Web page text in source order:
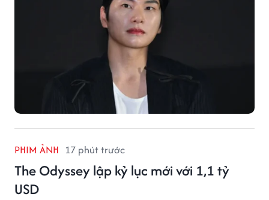
PHIM ẢNH 17 phút trước
The Odyssey lập kỷ lục mới với 1,1 tỷ
USD